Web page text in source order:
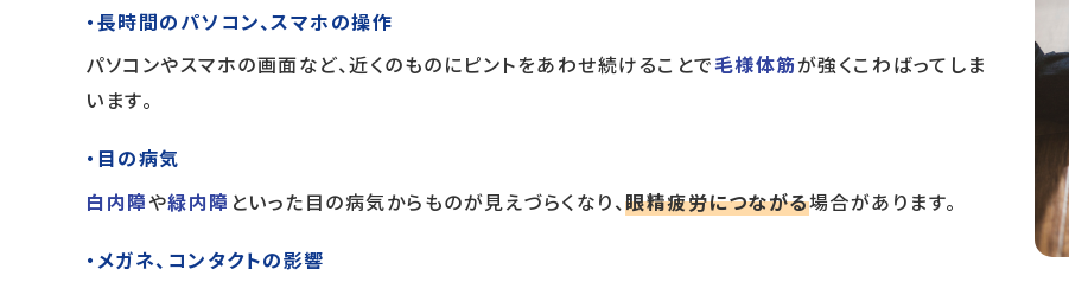
・長時間のパソコン、スマホの操作
パソコンやスマホの画面など、近くのものにピントをあわせ続けることで毛様体筋が強くこわばってしま
います。
・目の病気
白内障や緑内障 といった目の病気からものが見えづらくなり、眼精疲労につながる場合があります。
・メガネ、コンタクトの影響